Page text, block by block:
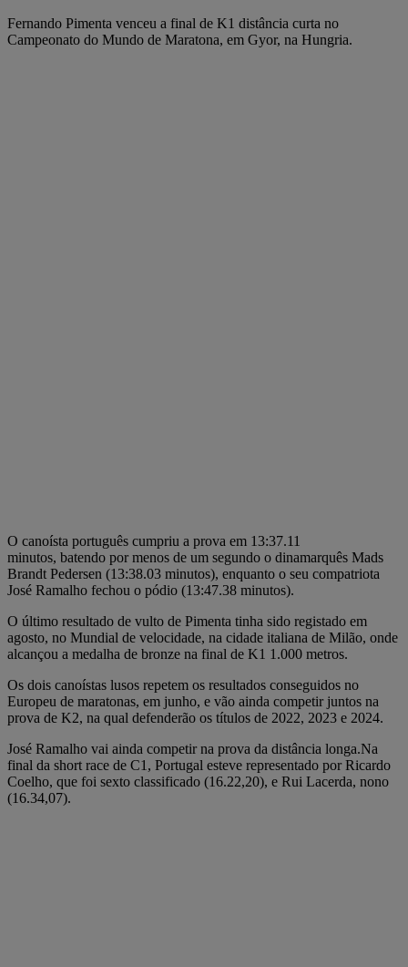
Fernando Pimenta venceu a final de K1 distância curta no
Campeonato do Mundo de Maratona, em Gyor, na Hungria.
O canoísta português cumpriu a prova em 13:37.11
minutos, batendo por menos de um segundo o dinamarquês Mads
Brandt Pedersen (13:38.03 minutos), enquanto o seu compatriota
José Ramalho fechou o pódio (13:47.38 minutos).
O último resultado de vulto de Pimenta tinha sido registado em
agosto, no Mundial de velocidade, na cidade italiana de Milão, onde
alcançou a medalha de bronze na final de K1 1.000 metros.
Os dois canoístas lusos repetem os resultados conseguidos no
Europeu de maratonas, em junho, e vão ainda competir juntos na
prova de K2, na qual defenderão os títulos de 2022, 2023 e 2024.
José Ramalho vai ainda competir na prova da distância longa.Na
final da short race de C1, Portugal esteve representado por Ricardo
Coelho, que foi sexto classificado (16.22,20), e Rui Lacerda, nono
(16.34,07).